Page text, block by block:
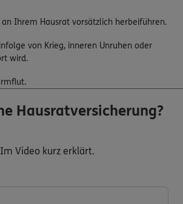
an Ihrem Hausrat vorsätzlich herbeiführen.
von Krieg, inneren Unruhen oder
wird.
Hausratversicherung?
Im Video kurz erklärt.